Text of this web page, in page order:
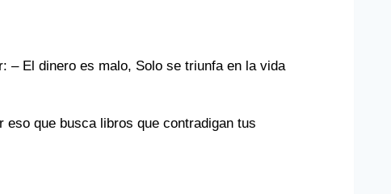
– El dinero es malo, Solo se triunfa en la vida
que busca libros que contradigan tus